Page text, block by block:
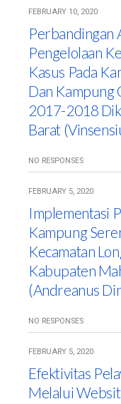
FEBRUARY 10, 2020
Perbandingan
Pengelolaan
Kasus Pada
Dan Kampung
2017-2018
Barat
NO RESPONSES
FEBRUARY 5, 2020
Implementasi
Kampung
Kecamatan
Kabupaten
(Andreanus
NO RESPONSES
FEBRUARY 5, 2020
Efektivitas
Melalui